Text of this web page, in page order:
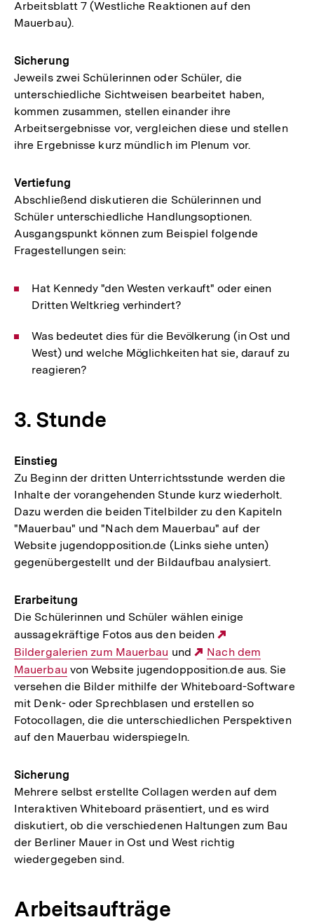
Arbeitsblatt 7 (Westliche Reaktionen auf den
Mauerbau).
Sicherung
Jeweils zwei Schülerinnen oder Schüler, die
unterschiedliche Sichtweisen bearbeitet haben,
kommen zusammen, stellen einander ihre
Arbeitsergebnisse vor, vergleichen diese und stellen
ihre Ergebnisse kurz mündlich im Plenum vor.
Vertiefung
Abschließend diskutieren die Schülerinnen und
Schüler unterschiedliche Handlungsoptionen.
Ausgangspunkt können zum Beispiel folgende
Fragestellungen sein:
Hat Kennedy "den Westen verkauft" oder einen
Dritten Weltkrieg verhindert?
Was bedeutet dies für die Bevölkerung (in Ost und
West) und welche Möglichkeiten hat sie, darauf zu
reagieren?
3. Stunde
Einstieg
Zu Beginn der dritten Unterrichtsstunde werden die
Inhalte der vorangehenden Stunde kurz wiederholt.
Dazu werden die beiden Titelbilder zu den Kapiteln
"Mauerbau" und "Nach dem Mauerbau" auf der
Website jugendopposition.de (Links siehe unten)
gegenübergestellt und der Bildaufbau analysiert.
Erarbeitung
Die Schülerinnen und Schüler wählen einige
aussagekräftige Fotos aus den beiden
Link:
Bildergalerien zum Mauerbau und
Externer
Link:
Nach dem
Mauerbau von Website jugendopposition.de aus. Sie
versehen die Bilder mithilfe der Whiteboard-Software
mit Denk- oder Sprechblasen und erstellen so
Fotocollagen, die die unterschiedlichen Perspektiven
auf den Mauerbau widerspiegeln.
Sicherung
Mehrere selbst erstellte Collagen werden auf dem
Interaktiven Whiteboard präsentiert, und es wird
diskutiert, ob die verschiedenen Haltungen zum Bau
der Berliner Mauer in Ost und West richtig
wiedergegeben sind.
Arbeitsaufträge